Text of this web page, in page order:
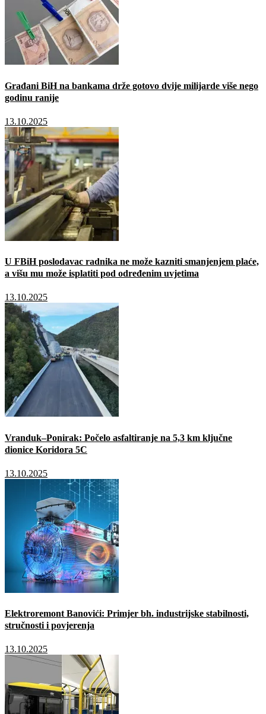
Građani BiH na bankama drže gotovo dvije milijarde više nego
godinu ranije
13.10.2025
U FBiH poslodavac radnika ne može kazniti smanjenjem plaće,
a višu mu može isplatiti pod određenim uvjetima
13.10.2025
Vranduk–Ponirak: Počelo asfaltiranje na 5,3 km ključne
dionice Koridora 5C
13.10.2025
Elektroremont Banovići: Primjer bh. industrijske stabilnosti,
stručnosti i povjerenja
13.10.2025